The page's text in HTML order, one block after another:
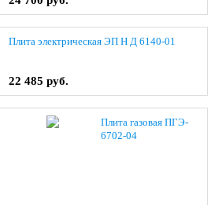
Плита электрическая ЭП Н Д 6140-01
22 485 руб.
Плита газовая ПГЭ-
6702-04